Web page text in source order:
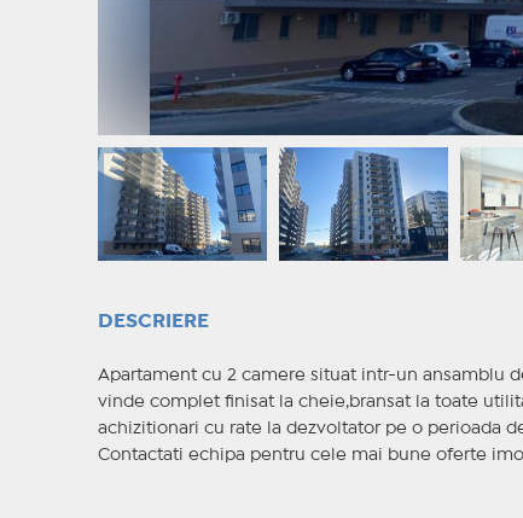
DESCRIERE
Apartament cu 2 camere situat intr-un ansamblu
vinde complet finisat la cheie,bransat la toate
achizitionari cu rate la dezvoltator pe o perioada
Contactati echipa pentru cele mai bune oferte